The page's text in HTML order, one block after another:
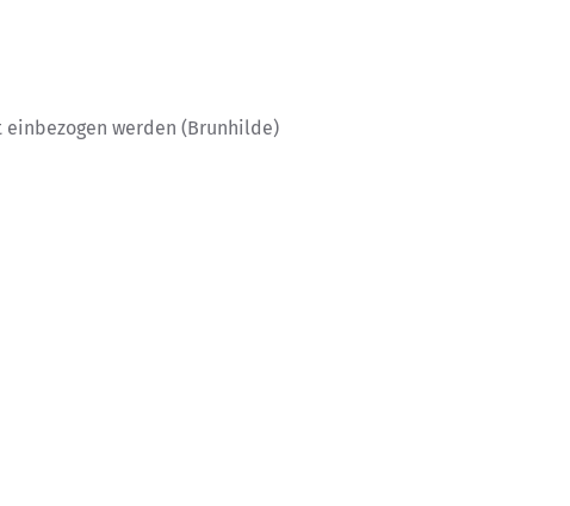
werden (Brunhilde)